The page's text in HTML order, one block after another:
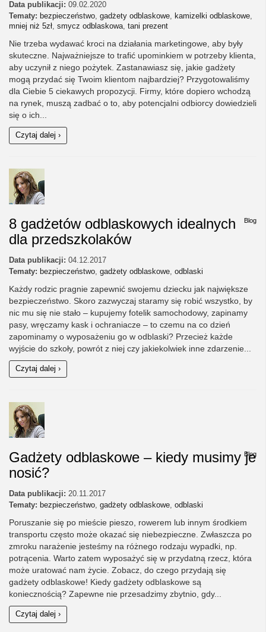
Data publikacji: 09.02.2020
Tematy: bezpieczeństwo, gadżety odblaskowe, kamizelki odblaskowe,
mniej niż 5zł, smycz odblaskowa, tani prezent
Nie trzeba wydawać kroci na działania marketingowe, aby były
skuteczne. Najważniejsze to trafić upominkiem w potrzeby klienta,
aby uczynił z niego pożytek. Zastanawiasz się, jakie gadżety
mogą przydać się Twoim klientom najbardziej? Przygotowaliśmy
dla Ciebie 5 ciekawych propozycji. Firmy, które dopiero wchodzą
na rynek, muszą zadbać o to, aby potencjalni odbiorcy dowiedzieli
się o ich...
Czytaj dalej ›
Blog
8 gadżetów odblaskowych idealnych
dla przedszkolaków
Data publikacji: 04.12.2017
Tematy: bezpieczeństwo, gadżety odblaskowe, odblaski
Każdy rodzic pragnie zapewnić swojemu dziecku jak największe
bezpieczeństwo. Skoro zazwyczaj staramy się robić wszystko, by
nic mu się nie stało – kupujemy fotelik samochodowy, zapinamy
pasy, wręczamy kask i ochraniacze – to czemu na co dzień
zapominamy o wyposażeniu go w odblaski? Przecież każde
wyjście do szkoły, powrót z niej czy jakiekolwiek inne zdarzenie...
Czytaj dalej ›
Blog
Gadżety odblaskowe – kiedy musimy je
nosić?
Data publikacji: 20.11.2017
Tematy: bezpieczeństwo, gadżety odblaskowe, odblaski
Poruszanie się po mieście pieszo, rowerem lub innym środkiem
transportu często może okazać się niebezpieczne. Zwłaszcza po
zmroku narażenie jesteśmy na różnego rodzaju wypadki, np.
potrącenia. Warto zatem wyposażyć się w przydatną rzecz, która
może uratować nam życie. Zobacz, do czego przydają się
gadżety odblaskowe! Kiedy gadżety odblaskowe są
koniecznością? Zapewne nie przesadzimy zbytnio, gdy...
Czytaj dalej ›